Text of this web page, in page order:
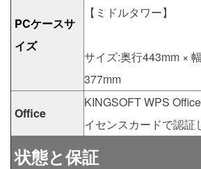
PCケースサ
イズ
【ミドルタワー】
サイズ:奥行443mm ×
377mm
Office
KINGSOFT WPS
イセンスカードで認証
状態と保証